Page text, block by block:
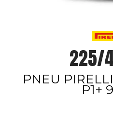
225/
PNEU
P1+